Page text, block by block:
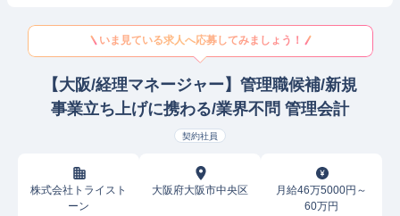
いま見ている求人へ応募してみましょう！
【大阪/経理マネージャー】管理職候補/新規
事業立ち上げに携わる/業界不問 管理会計
契約社員
株式会社トライスト
ーン
大阪府大阪市中央区
月給46万5000円～
60万円